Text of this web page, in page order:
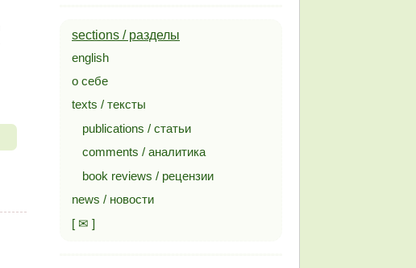
sections / разделы
english
о себе
texts / тексты
publications / статьи
comments / аналитика
book reviews / рецензии
news / новости
[ ✉ ]